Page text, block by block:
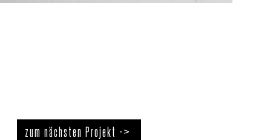
zum nächsten Projekt ->